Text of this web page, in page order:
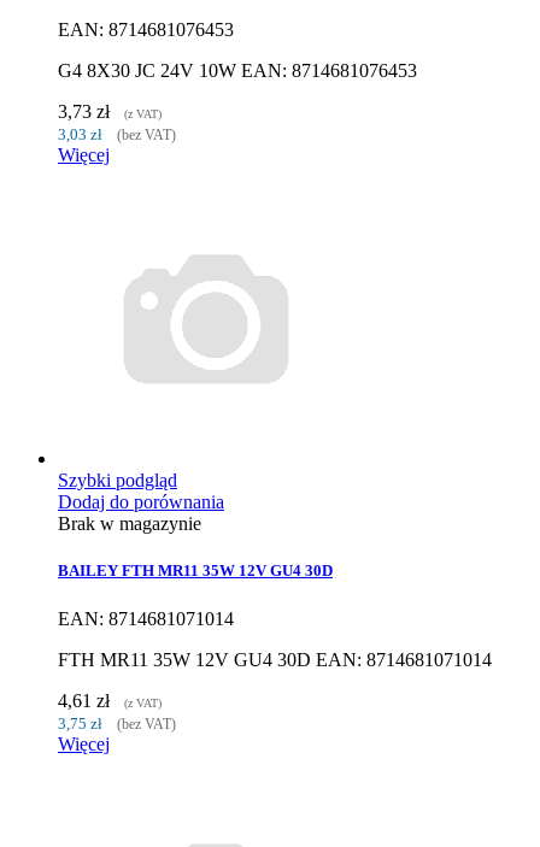
EAN: 8714681076453
G4 8X30 JC 24V 10W EAN: 8714681076453
3,73 zł
(z VAT)
3,03 zł (bez VAT)
Więcej
Szybki podgląd
Dodaj do porównania
Brak w magazynie
BAILEY FTH MR11 35W 12V GU4 30D
EAN: 8714681071014
FTH MR11 35W 12V GU4 30D EAN: 8714681071014
4,61 zł
(z VAT)
3,75 zł (bez VAT)
Więcej